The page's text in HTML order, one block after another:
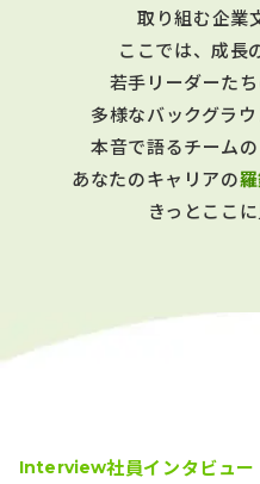
取り組む企業
ここでは、成長
若手リーダーたち
多様なバックグラ
本音で語るチーム
あなたのキャリアの
きっとここ
Interview社員インタビュー